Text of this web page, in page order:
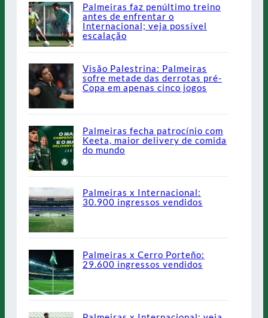
Palmeiras faz penúltimo treino
antes de enfrentar o
Internacional; veja possível
escalação
Visão Palestrina: Palmeiras
sofre metade das derrotas pré-
Copa em apenas cinco jogos
Palmeiras fecha patrocínio com
Keeta, maior delivery de comida
do mundo
Palmeiras x Internacional:
30.900 ingressos vendidos
Palmeiras x Cerro Porteño:
29.600 ingressos vendidos